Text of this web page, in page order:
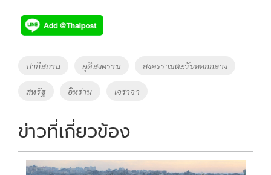
e
b
o
o
k
tt
er
p
y
Li
k
Tags
ปากีสถาน ยุติสงคราม สงครรามตะวันออกกลาง
สหรัฐ อิหร่าน เจราจา
ข่าวที่เกี่ยวข้อง